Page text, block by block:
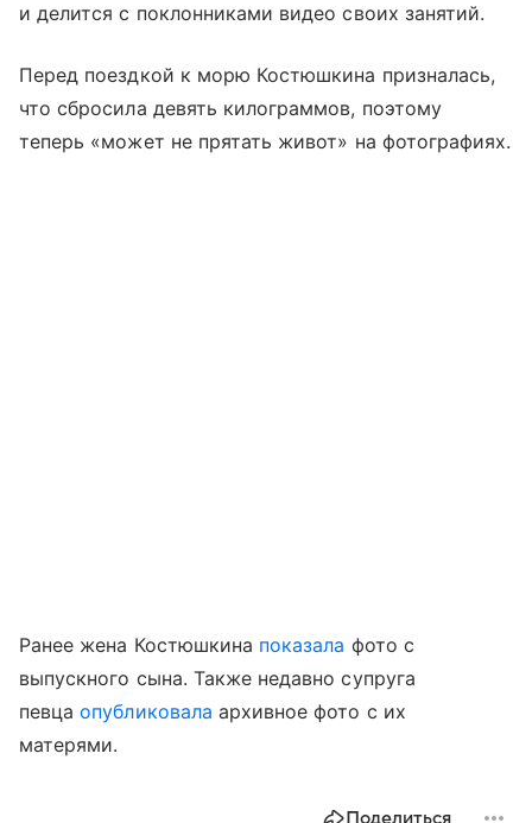
и делится с поклонниками видео своих занятий.
Перед поездкой к морю Костюшкина призналась,
что сбросила девять килограммов, поэтому
теперь «может не прятать живот» на фотографиях.
Ранее жена Костюшкина показала фото с
выпускного сына. Также недавно супруга
певцаопубликовала архивное фото с их
матерями.
Поделиться